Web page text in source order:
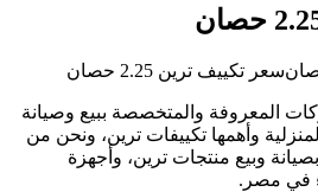
سعر تكييف ترين 2.25 حصان
المعروفة والمتخصصة ببيع وصيانة
وأهمها تكييفات ترين، ونحن من
وبيع منتجات ترين، وأجهزة
في مصر.